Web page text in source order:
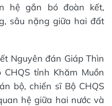
hệ gắn bó đoàn kết,
sâu nặng giữa hai đất
Nguyên đán Giáp Thìn
tỉnh Khăm Muồn
bộ, chiến sĩ Bộ CHQS
hệ giữa hai nước và